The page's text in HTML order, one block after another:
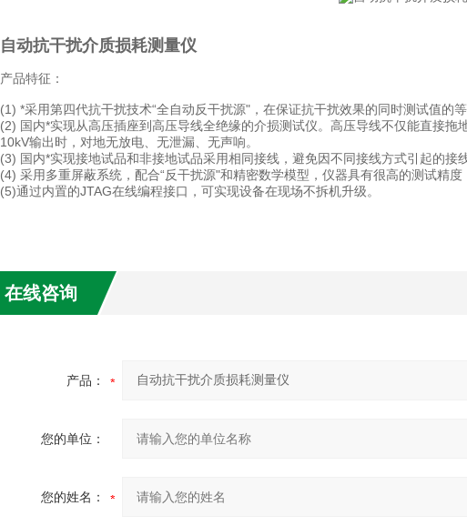
自动抗干扰介质损耗测量仪
产品特征：
(1) *采用第四代抗干扰技术“全自动反干扰源"，在保证抗干扰效果的同时测试值的等
(2) 国内*实现从高压插座到高压导线全绝缘的介损测试仪。高压导线不仅能直接拖
10kV输出时，对地无放电、无泄漏、无声响。
(3) 国内*实现接地试品和非接地试品采用相同接线，避免因不同接线方式引起的接线
(4) 采用多重屏蔽系统，配合“反干扰源"和精密数学模型，仪器具有很高的测试精
(5)通过内置的JTAG在线编程接口，可实现设备在现场不拆机升级。
在线咨询
产品：
您的单位：
您的姓名：